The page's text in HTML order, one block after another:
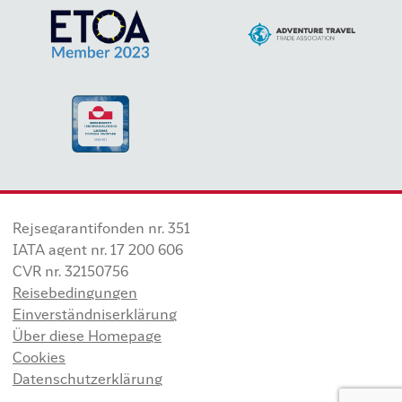
Rejsegarantifonden nr. 351
IATA agent nr. 17 200 606
CVR nr. 32150756
Reisebedingungen
Einverständniserklärung
Über diese Homepage
Cookies
Datenschutzerklärung